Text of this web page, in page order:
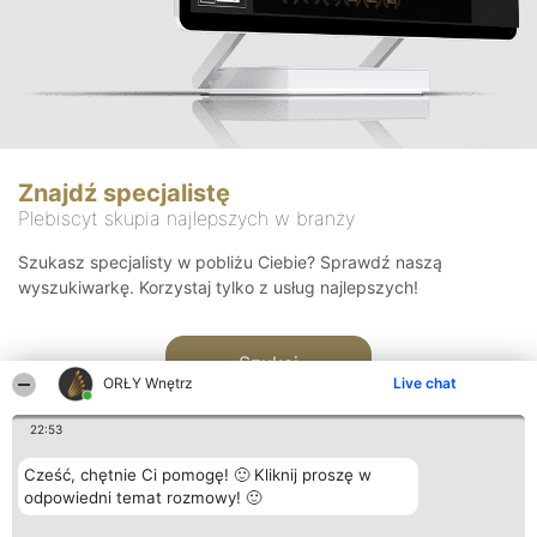
ORŁY Wnętrz Live chat
22:53
Cześć, chętnie Ci pomogę! 🙂 Kliknij proszę w
odpowiedni temat rozmowy! 🙂
Znajdź specjalistę
Plebiscyt skupia najlepszych w branży
Szukasz specjalisty w pobliżu Ciebie? Sprawdź naszą
wyszukiwarkę. Korzystaj tylko z usług najlepszych!
Szukaj